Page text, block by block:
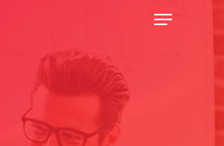
or ESC to close